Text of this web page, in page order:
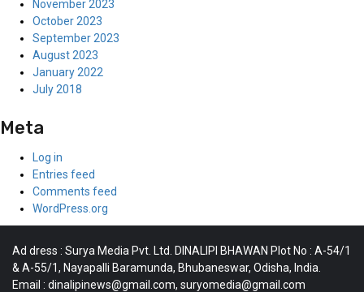
November 2023
October 2023
September 2023
August 2023
January 2022
July 2018
Meta
Log in
Entries feed
Comments feed
WordPress.org
Ad dress : Surya Media Pvt. Ltd. DINALIPI BHAWAN Plot No : A-54/1
& A-55/1, Nayapalli Baramunda, Bhubaneswar, Odisha, India.
Email : dinalipinews@gmail.com, suryomedia@gmail.com